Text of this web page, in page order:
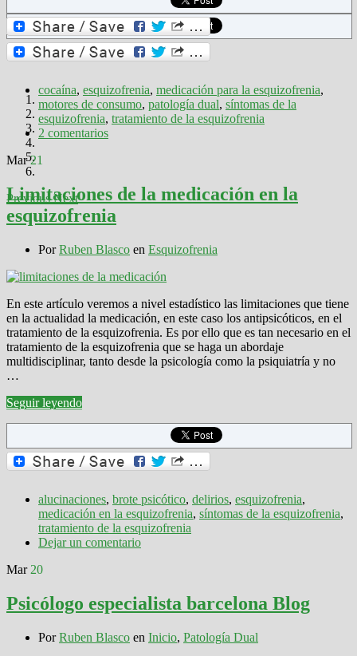
Previous Next
cocaína, esquizofrenia, medicación para la esquizofrenia,
motores de consumo, patología dual, síntomas de la
esquizofrenia, tratamiento de la esquizofrenia
2 comentarios
Mar 21
Limitaciones de la medicación en la
esquizofrenia
PorRuben Blasco en Esquizofrenia
En este artículo veremos a nivel estadístico las limitaciones que tiene
en la actualidad la medicación, en este caso los antipsicóticos, en el
tratamiento de la esquizofrenia. Es por ello que es tan necesario en el
tratamiento de la esquizofrenia que se haga un abordaje
multidisciplinar, tanto desde la psicología como la psiquiatría y no
…
Seguir leyendo
alucinaciones, brote psicótico, delirios, esquizofrenia,
medicación en la esquizofrenia, síntomas de la esquizofrenia,
tratamiento de la esquizofrenia
Dejar un comentario
Mar 20
Psicólogo especialista barcelona Blog
PorRuben Blasco en Inicio, Patología Dual